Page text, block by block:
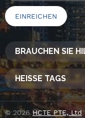
BRAUCHEN SIE
HEISSE TAGS
© 2026HCTE PTE, Ltd